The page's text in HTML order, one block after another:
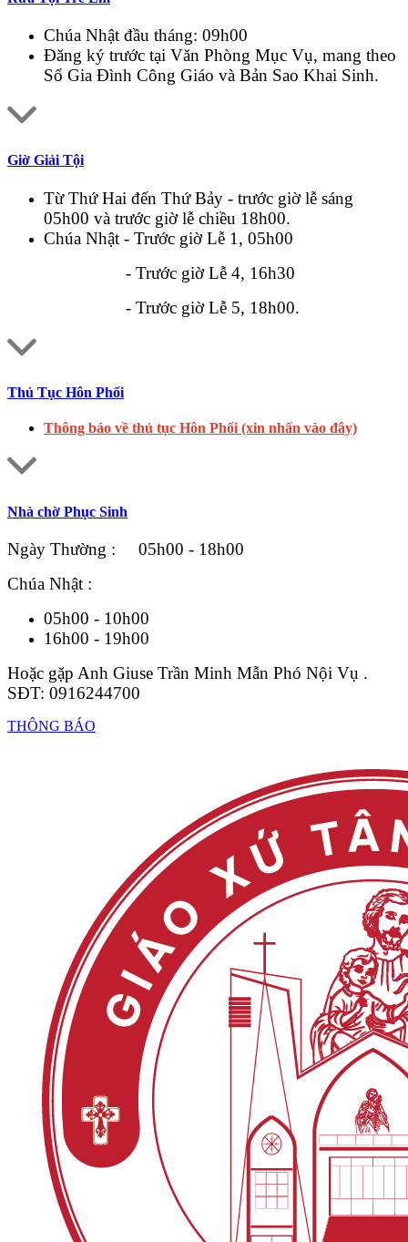
Chúa Nhật đầu tháng: 09h00
Đăng ký trước tại Văn Phòng Mục Vụ, mang theo
Sổ Gia Đình Công Giáo và Bản Sao Khai Sinh.
Giờ Giải Tội
Từ Thứ Hai đến Thứ Bảy - trước giờ lễ sáng
05h00 và trước giờ lễ chiều 18h00.
Chúa Nhật - Trước giờ Lễ 1, 05h00
- Trước giờ Lễ 4, 16h30
- Trước giờ Lễ 5, 18h00.
Thủ Tục Hôn Phối
Thông báo về thủ tục Hôn Phối (xin nhấn vào đây)
Nhà chờ Phục Sinh
Ngày Thường : 05h00 - 18h00
Chúa Nhật :
05h00 - 10h00
16h00 - 19h00
Hoặc gặp Anh Giuse Trần Minh Mẫn Phó Nội Vụ .
SĐT: 0916244700
THÔNG BÁO